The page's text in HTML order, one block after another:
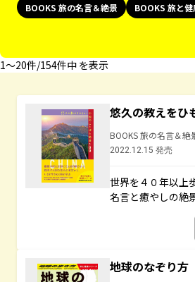
BOOKS 旅の名言＆絶景
BOOKS 旅と健
1〜20件/154件中 を表示
悠久の教えをひ
BOOKS 旅の名言＆絶
2022.12.15 発売
世界を４０年以上
名言と癒やしの絶
地球のなぞり